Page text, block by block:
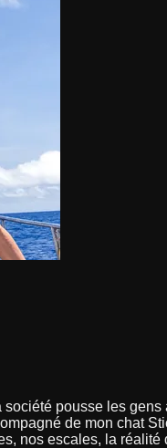
pousse les
de mon chat
nos escales, la